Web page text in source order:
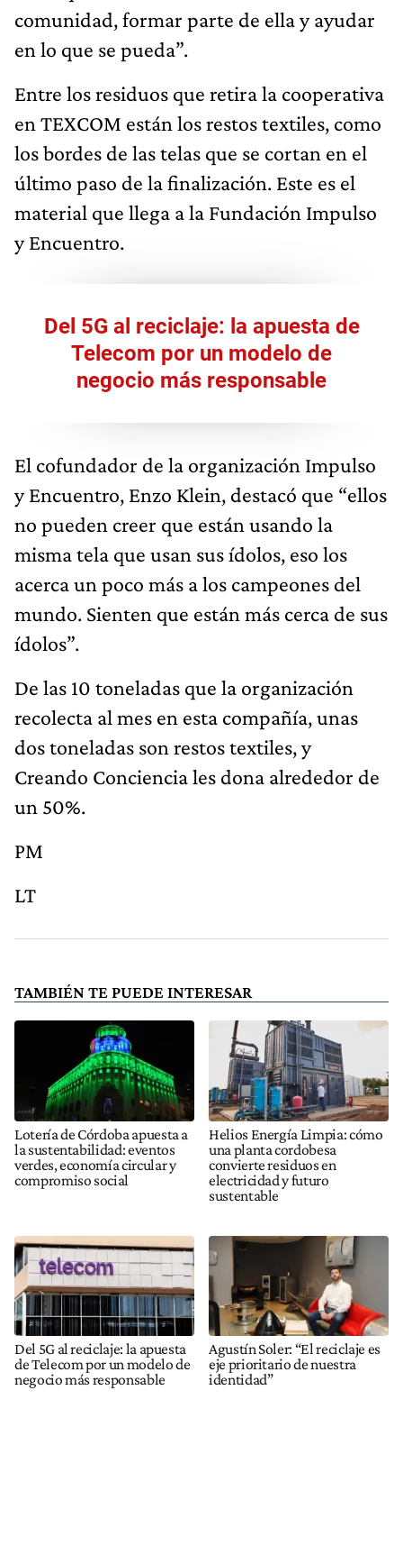
comunidad, formar parte de ella y ayudar
en lo que se pueda”.
Entre los residuos que retira la cooperativa
en TEXCOM están los restos textiles, como
los bordes de las telas que se cortan en el
último paso de la finalización. Este es el
material que llega a la Fundación Impulso
y Encuentro.
Del 5G al reciclaje: la apuesta de
Telecom por un modelo de
negocio más responsable
El cofundador de la organización Impulso
y Encuentro, Enzo Klein, destacó que “ellos
no pueden creer que están usando la
misma tela que usan sus ídolos, eso los
acerca un poco más a los campeones del
mundo. Sienten que están más cerca de sus
ídolos”.
De las 10 toneladas que la organización
recolecta al mes en esta compañía, unas
dos toneladas son restos textiles, y
Creando Conciencia les dona alrededor de
un 50%.
PM
LT
TAMBIÉN TE PUEDE INTERESAR
Lotería de Córdoba apuesta a
la sustentabilidad: eventos
verdes, economía circular y
compromiso social
Helios Energía Limpia: cómo
una planta cordobesa
convierte residuos en
electricidad y futuro
sustentable
Del 5G al reciclaje: la apuesta
de Telecom por un modelo de
negocio más responsable
Agustín Soler: “El reciclaje es
eje prioritario de nuestra
identidad”